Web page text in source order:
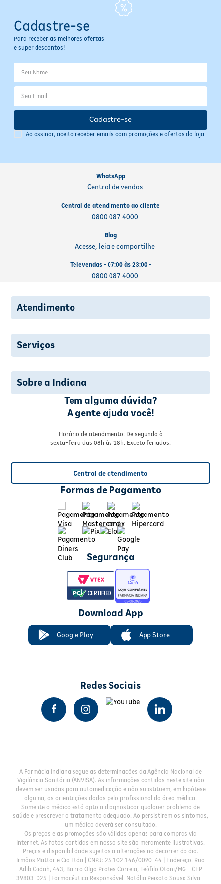
Manter fora do alcance de crianças e animais
Conservar em local fresco, seco e arejado
Informações Importantes
preservar sua eficácia. Verifique a validade na embalagem antes do
uso. Produto indicado para uso diário, com certificação de
qualidade da marca Vitafral, garantindo segurança e conforto no
cuidado pessoal.
Cadastre-se
Para receber as melhores ofertas
e super descontos!
Ao assinar, aceito receber emails com promoções e ofertas da loja
Cadastre-se
WhatsApp
Central de vendas
Central de atendimento ao cliente
0800 087 4000
Blog
Acesse, leia e compartilhe
Televendas • 07:00 às 23:00 •
0800 087 4000
Atendimento
Serviços
Sobre a Indiana
Tem alguma dúvida?
A gente ajuda você!
Horário de atendimento: De segunda à
sexta-feira das 08h às 18h. Exceto feriados.
Central de atendimento
Formas de Pagamento
Segurança
Download App
Google Play App Store
Redes Sociais
A Farmácia Indiana segue as determinações da Agência Nacional de
Vigilância Sanitária (ANVISA). As informações contidas neste site não
devem ser usadas para automedicação e não substituem, em hipótese
alguma, as orientações dadas pelo profissional da área médica.
Somente o médico está apto a diagnosticar qualquer problema de
saúde e prescrever o tratamento adequado. Ao persistirem os sintomas,
um médico deverá ser consultado.
Os preços e as promoções são válidos apenas para compras via
Internet. As fotos contidas em nosso site são meramente ilustrativas.
Preços e disponibilidade sujeitos a alterações no decorrer do dia.
Irmãos Mattar e Cia Ltda | CNPJ: 25.102.146/0090-44 | Endereço: Rua
Adib Cadah, 443, Bairro Olga Prates Correia, Teófilo Otoni/MG - CEP
39803-025 | Farmacêutica Responsável: Natália Peixoto Sousa Silva -